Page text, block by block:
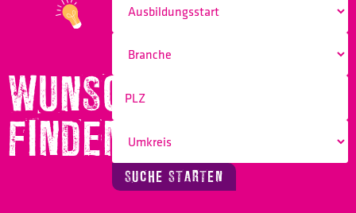
WUNSCHBERUF
FINDEN!
SUCHE STARTEN